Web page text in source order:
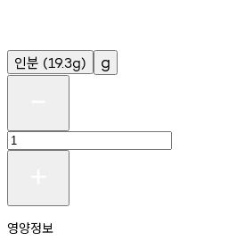
인분 (19.3g) g
영양정보